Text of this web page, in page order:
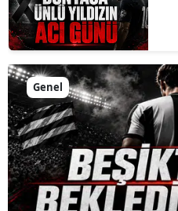
Genel